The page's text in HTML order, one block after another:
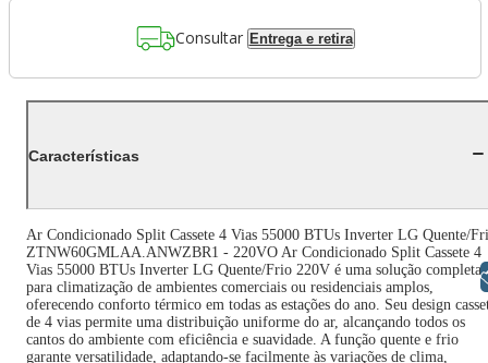
Consultar Entrega e retira
Características
Ar Condicionado Split Cassete 4 Vias 55000 BTUs Inverter LG Quente/
ZTNW60GMLAA.ANWZBR1 - 220VO Ar Condicionado Split Cassete 4
Vias 55000 BTUs Inverter LG Quente/Frio 220V é uma solução completa
para climatização de ambientes comerciais ou residenciais amplos,
oferecendo conforto térmico em todas as estações do ano. Seu design
de 4 vias permite uma distribuição uniforme do ar, alcançando todos os
cantos do ambiente com eficiência e suavidade. A função quente e frio
garante versatilidade, adaptando-se facilmente às variações de clima,
Libras